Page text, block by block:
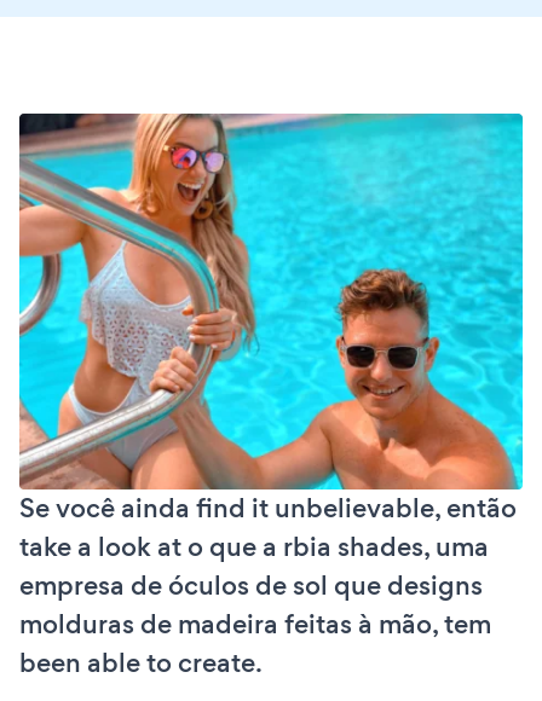
Se você ainda find it unbelievable, então
take a look at o que a rbia shades, uma
empresa de óculos de sol que designs
molduras de madeira feitas à mão, tem
been able to create.